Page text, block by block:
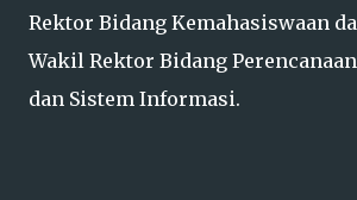
Rektor Bidang Kemahasiswaan
Wakil Rektor Bidang
dan Sistem Informasi.